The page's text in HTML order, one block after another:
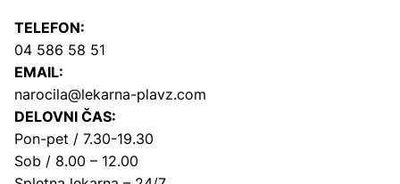
TELEFON:
04 586 58 51
EMAIL:
narocila@lekarna-plavz.com
DELOVNI ČAS:
Pon-pet / 7.30-19.30
Sob / 8.00 – 12.00